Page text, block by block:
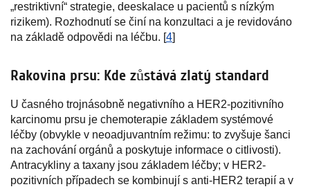
„restriktivní“ strategie, deeskalace u pacientů s nízkým
rizikem). Rozhodnutí se činí na konzultaci a je revidováno
na základě odpovědi na léčbu. [4]
Rakovina prsu: Kde zůstává zlatý standard
U časného trojnásobně negativního a HER2-pozitivního
karcinomu prsu je chemoterapie základem systémové
léčby (obvykle v neoadjuvantním režimu: to zvyšuje šanci
na zachování orgánů a poskytuje informace o citlivosti).
Antracykliny a taxany jsou základem léčby; v HER2-
pozitivních případech se kombinují s anti-HER2 terapií a v